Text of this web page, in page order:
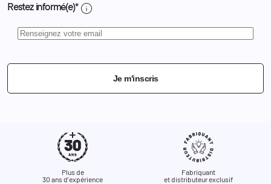
Restez informé(e)* info
Je m'inscris
Plus de
30 ans d'expérience
Fabriquant
et distributeur exclusif